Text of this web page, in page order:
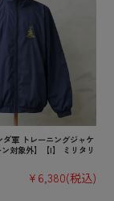
ダ軍 トレーニングジャケ
対象外】【I】 ミリタリ
¥6,380(税込)